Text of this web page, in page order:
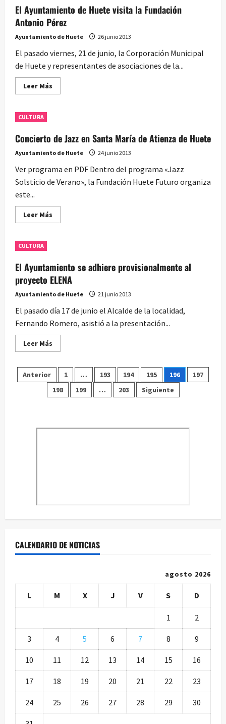
El Ayuntamiento de Huete visita la Fundación
Antonio Pérez
Ayuntamiento de Huete 26 junio 2013
El pasado viernes, 21 de junio, la Corporación Municipal
de Huete y representantes de asociaciones de la...
Leer Más
más
Huete
visita
Fundación
Pérez
CULTURA
Concierto de Jazz en Santa María de Atienza de Huete
Ayuntamiento de Huete 24 junio 2013
Ver programa en PDF Dentro del programa «Jazz
Solsticio de Verano», la Fundación Huete Futuro organiza
este...
Leer Más
más
en
Santa
María
de
Atienza
de
Huete
CULTURA
El Ayuntamiento se adhiere provisionalmente al
proyecto ELENA
Ayuntamiento de Huete 21 junio 2013
El pasado día 17 de junio el Alcalde de la localidad,
Fernando Romero, asistió a la presentación...
Leer Más
más
Ayuntamiento
se
adhiere
provisionalmente
Paginación
Anterior 1 … 193 194 195 196
197
198
199 … 203 Siguiente
CALENDARIO DE NOTICIAS
agosto 2026
L M X J V S D
1 2
3 4 5 6 7 8 9
10 11 12 13 14 15 16
17 18 19 20 21 22 23
24 25 26 27 28 29 30